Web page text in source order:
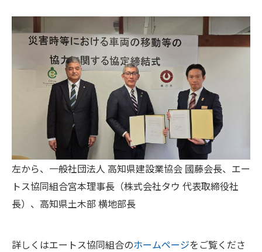
左から、一般社団法人 高知県建設業協会 國藤会長、エー
トス協同組合宮本理事長（株式会社タウ 代表取締役社
長）、高知県土木部 横地部長
詳しくはエートス協同組合のホームページをご覧くださ